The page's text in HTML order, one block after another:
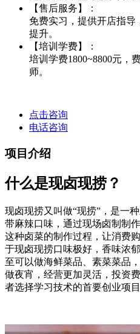
【售后服务】：
免费实习，提供开店指导
提升。
【培训学费】：
培训学费1800~8800元，
师。
点击咨询
电话咨询
项目介绍
什么是现卤现捞？
现卤现捞又叫做“现捞”，是一
带麻辣口味，通过现场卤制制
这种卤菜的制作过程，让消费
于现卤现捞口味极好，香味浓
至可以做海鲜菜品、素菜菜品
做夜宵，经营更加灵活，投资
者选择学习技术的首要创业项目